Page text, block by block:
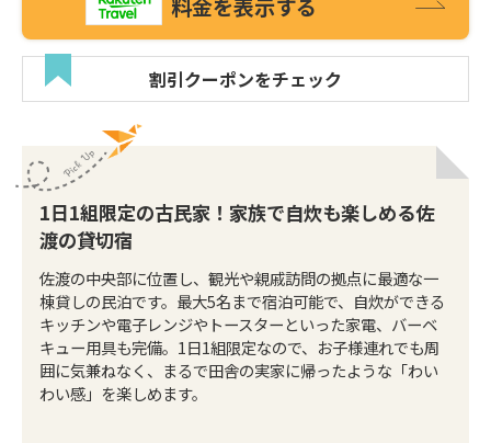
割引クーポンをチェック
1日1組限定の古民家！家族で自炊も楽しめる佐
渡の貸切宿
佐渡の中央部に位置し、観光や親戚訪問の拠点に最適な一
棟貸しの民泊です。最大5名まで宿泊可能で、自炊ができる
キッチンや電子レンジやトースターといった家電、バーベ
キュー用具も完備。1日1組限定なので、お子様連れでも周
囲に気兼ねなく、まるで田舎の実家に帰ったような「わい
わい感」を楽しめます。